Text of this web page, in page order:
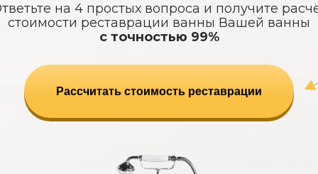
на 4 простых вопроса и получите
стоимости реставрации ванны Вашей ванны
с точностью 99%
Рассчитать стоимость реставрации